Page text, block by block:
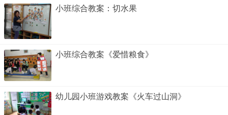
小班综合教案：切水果
小班综合教案《爱惜粮食》
幼儿园小班游戏教案《火车过山洞》